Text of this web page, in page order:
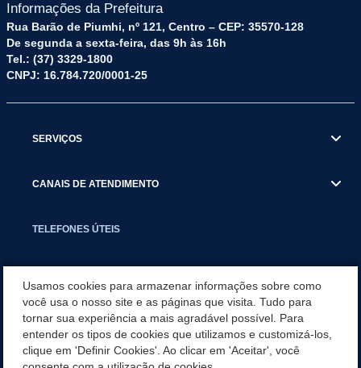
Informações da Prefeitura
Rua Barão de Piumhi, nº 121, Centro – CEP: 35570-128
De segunda a sexta-feira, das 9h às 16h
Tel.: (37) 3329-1800
CNPJ: 16.784.720/0001-25
SERVIÇOS
CANAIS DE ATENDIMENTO
TELEFONES ÚTEIS
NOTÍCIAS
APLICATIVO
Usamos cookies para armazenar informações sobre como
você usa o nosso site e as páginas que visita. Tudo para
tornar sua experiência a mais agradável possível. Para
entender os tipos de cookies que utilizamos e customizá-los,
clique em 'Definir Cookies'. Ao clicar em 'Aceitar', você